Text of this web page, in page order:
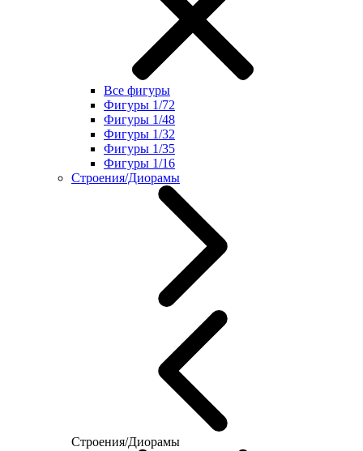
Все фигуры
Фигуры 1/72
Фигуры 1/48
Фигуры 1/32
Фигуры 1/35
Фигуры 1/16
Строения/Диорамы
Строения/Диорамы